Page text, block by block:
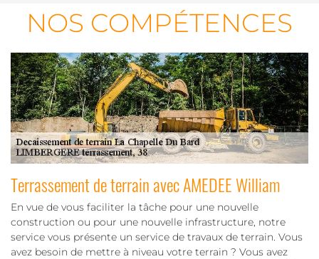
NOS COMPÉTENCES
Terrassement de terrain avec AMEDEE William
En vue de vous faciliter la tâche pour une nouvelle
construction ou pour une nouvelle infrastructure, notre
service vous présente un service de travaux de terrain. Vous
avez besoin de mettre à niveau votre terrain ? Vous avez